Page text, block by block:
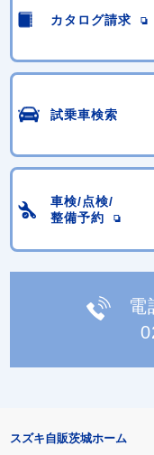
カタログ請求
試乗車検索
車検/点検/
整備予約
電
スズキ自販茨城ホーム